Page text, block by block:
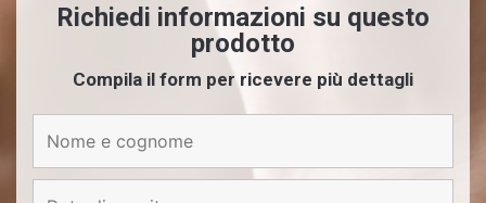
Richiedi informazioni su questo
prodotto
Compila il form per ricevere più dettagli